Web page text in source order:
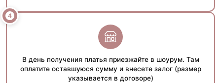
В день получения платья приезжайте в шоурум. Там
оплатите оставшуюся сумму и внесете залог (размер
указывается в договоре)